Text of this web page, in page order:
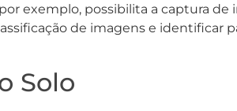
exemplo, possibilita a captura de
de imagens e identificar
Solo